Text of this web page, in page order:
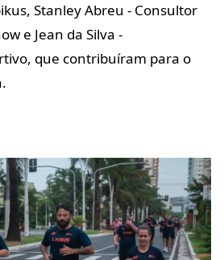
Stanley Abreu - Consultor
e Jean da Silva -
que contribuíram para o